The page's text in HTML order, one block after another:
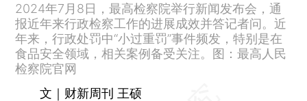
2024年7月8日，最高检察院举行新闻发布会，通
报近年来行政检察工作的进展成效并答记者问。近
年来，行政处罚中“小过重罚”事件频发，特别是在
食品安全领域，相关案例备受关注。图：最高人民
检察院官网
文｜财新周刊 王硕